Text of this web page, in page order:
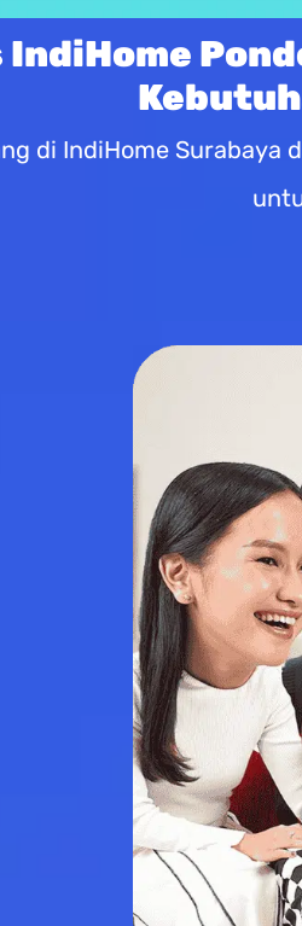
IndiHome
di IndiHome